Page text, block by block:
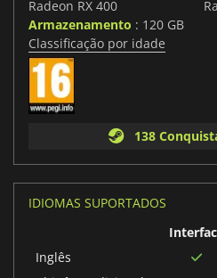
Radeon RX 400
Armazenamento : 120 GB
Classificação por idade
138
IDIOMAS SUPORTADOS
Inglês